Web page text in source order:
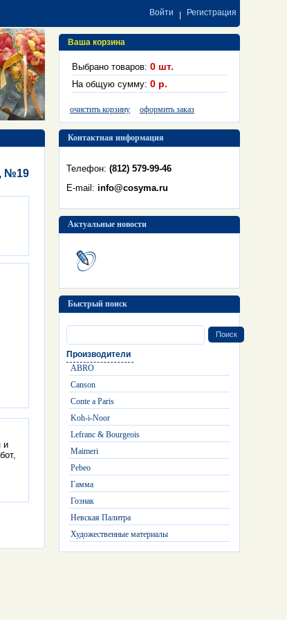
Войти Регистрация
Ваша корзина
Выбрано товаров: 0 шт.
На общую сумму: 0 р.
очистить корзину оформить заказ
№19
и
Контактная информация
Телефон: (812) 579-99-46
E-mail: info@cosyma.ru
Актуальные новости
Быстрый поиск
Производители
ABRO
Canson
Conte a Paris
Koh-i-Noor
Lefranc & Bourgeois
Maimeri
Pebeo
Гамма
Гознак
Невская Палитра
Художественные материалы